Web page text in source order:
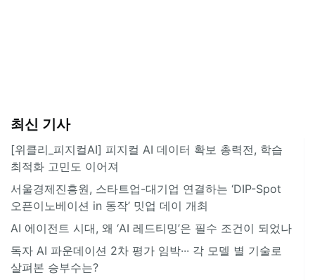
최신 기사
[위클리_피지컬AI] 피지컬 AI 데이터 확보 총력전, 학습
최적화 고민도 이어져
서울경제진흥원, 스타트업-대기업 연결하는 ‘DIP-Spot
오픈이노베이션 in 동작’ 밋업 데이 개최
AI 에이전트 시대, 왜 ‘AI 레드티밍’은 필수 조건이 되었나
독자 AI 파운데이션 2차 평가 임박··· 각 모델 별 기술로
살펴본 승부수는?